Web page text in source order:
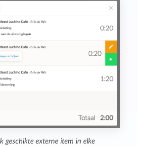
geschikte externe item in elke